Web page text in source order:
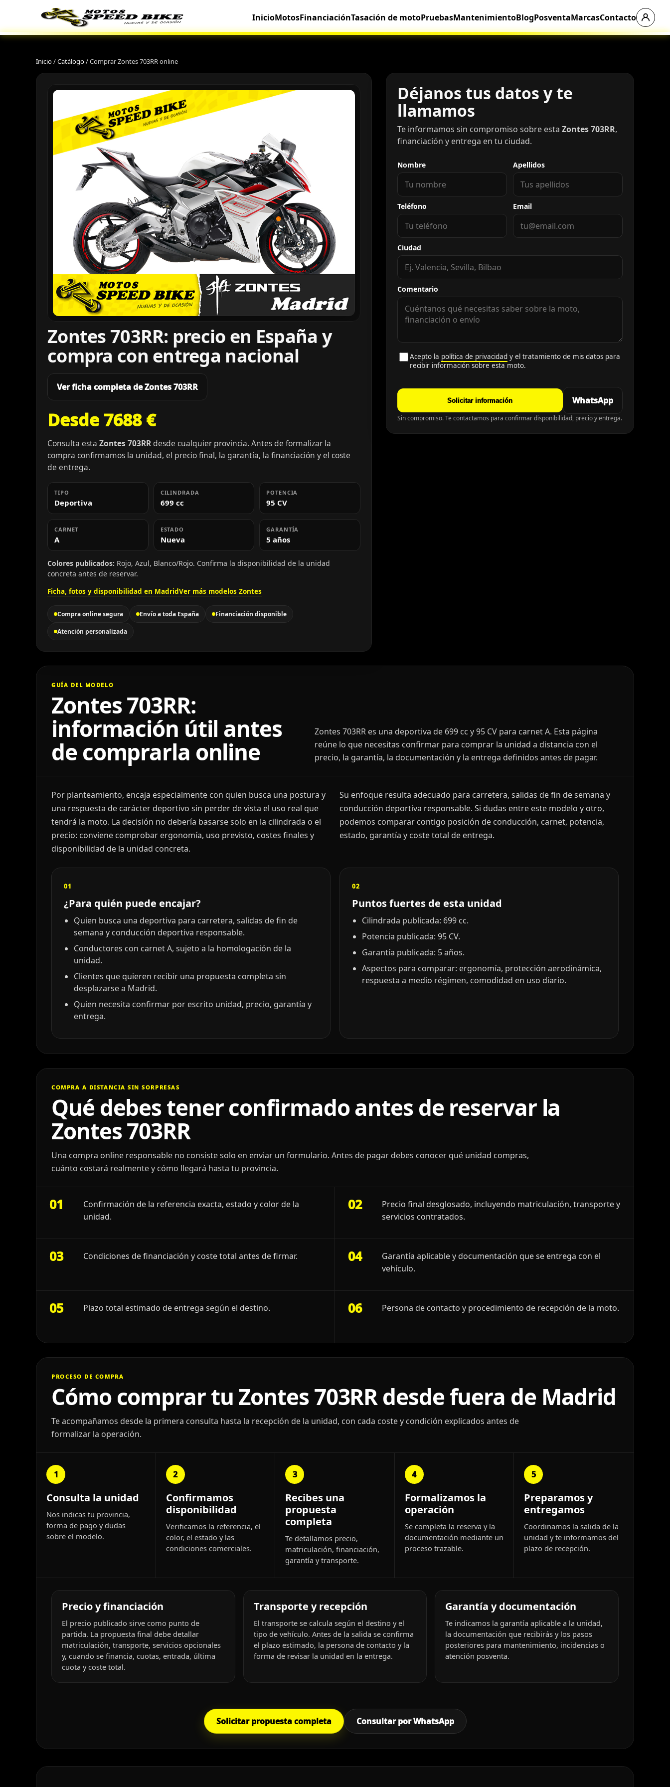
InicioMotosFinanciaciónTasación de motoPruebasMantenimientoBlogPosventaMarcasContacto
Inicio/Catálogo/Comprar Zontes 703RR online
Zontes 703RR: precio en España y
compra con entrega nacional
Ver ficha completa de Zontes 703RR
Desde 7688 €
Consulta esta Zontes 703RR desde cualquier provincia. Antes de formalizar la
compra confirmamos la unidad, el precio final, la garantía, la financiación y el coste
de entrega.
TIPO
Deportiva
CILINDRADA
699 cc
POTENCIA
95 CV
CARNET
A
ESTADO
Nueva
GARANTÍA
5 años
Colores publicados: Rojo, Azul, Blanco/Rojo. Confirma la disponibilidad de la unidad
concreta antes de reservar.
Ficha, fotos y disponibilidad en MadridVer más modelos Zontes
Compra online segura Envío a toda España Financiación disponible
Atención personalizada
Déjanos tus datos y te
llamamos
Te informamos sin compromiso sobre esta Zontes 703RR,
financiación y entrega en tu ciudad.
Nombre Apellidos
Teléfono Email
Ciudad
Comentario
Acepto la política de privacidady el tratamiento de mis datos para
recibir información sobre esta moto.
Solicitar información WhatsApp
Sin compromiso. Te contactamos para confirmar disponibilidad, precio y entrega.
GUÍA DEL MODELO
Zontes 703RR:
información útil antes
de comprarla online
Zontes 703RR es una deportiva de 699 cc y 95 CV para carnet A. Esta página
reúne lo que necesitas confirmar para comprar la unidad a distancia con el
precio, la garantía, la documentación y la entrega definidos antes de pagar.
Por planteamiento, encaja especialmente con quien busca una postura y
una respuesta de carácter deportivo sin perder de vista el uso real que
tendrá la moto. La decisión no debería basarse solo en la cilindrada o el
precio: conviene comprobar ergonomía, uso previsto, costes finales y
disponibilidad de la unidad concreta.
Su enfoque resulta adecuado para carretera, salidas de fin de semana y
conducción deportiva responsable. Si dudas entre este modelo y otro,
podemos comparar contigo posición de conducción, carnet, potencia,
estado, garantía y coste total de entrega.
01
¿Para quién puede encajar?
Quien busca una deportiva para carretera, salidas de fin de
semana y conducción deportiva responsable.
Conductores con carnet A, sujeto a la homologación de la
unidad.
Clientes que quieren recibir una propuesta completa sin
desplazarse a Madrid.
Quien necesita confirmar por escrito unidad, precio, garantía y
entrega.
02
Puntos fuertes de esta unidad
Cilindrada publicada: 699 cc.
Potencia publicada: 95 CV.
Garantía publicada: 5 años.
Aspectos para comparar: ergonomía, protección aerodinámica,
respuesta a medio régimen, comodidad en uso diario.
COMPRA A DISTANCIA SIN SORPRESAS
Qué debes tener confirmado antes de reservar la
Zontes 703RR
Una compra online responsable no consiste solo en enviar un formulario. Antes de pagar debes conocer qué unidad compras,
cuánto costará realmente y cómo llegará hasta tu provincia.
01
Confirmación de la referencia exacta, estado y color de la
unidad.
02
Precio final desglosado, incluyendo matriculación, transporte y
servicios contratados.
03 Condiciones de financiación y coste total antes de firmar. 04
Garantía aplicable y documentación que se entrega con el
vehículo.
05 Plazo total estimado de entrega según el destino. 06 Persona de contacto y procedimiento de recepción de la moto.
PROCESO DE COMPRA
Cómo comprar tu Zontes 703RR desde fuera de Madrid
Te acompañamos desde la primera consulta hasta la recepción de la unidad, con cada coste y condición explicados antes de
formalizar la operación.
1
Consulta la unidad
Nos indicas tu provincia,
forma de pago y dudas
sobre el modelo.
2
Confirmamos
disponibilidad
Verificamos la referencia, el
color, el estado y las
condiciones comerciales.
3
Recibes una
propuesta
completa
Te detallamos precio,
matriculación, financiación,
garantía y transporte.
4
Formalizamos la
operación
Se completa la reserva y la
documentación mediante un
proceso trazable.
5
Preparamos y
entregamos
Coordinamos la salida de la
unidad y te informamos del
plazo de recepción.
Precio y financiación
El precio publicado sirve como punto de
partida. La propuesta final debe detallar
matriculación, transporte, servicios opcionales
y, cuando se financia, cuotas, entrada, última
cuota y coste total.
Transporte y recepción
El transporte se calcula según el destino y el
tipo de vehículo. Antes de la salida se confirma
el plazo estimado, la persona de contacto y la
forma de revisar la unidad en la entrega.
Garantía y documentación
Te indicamos la garantía aplicable a la unidad,
la documentación que recibirás y los pasos
posteriores para mantenimiento, incidencias o
atención posventa.
Solicitar propuesta completa Consultar por WhatsApp